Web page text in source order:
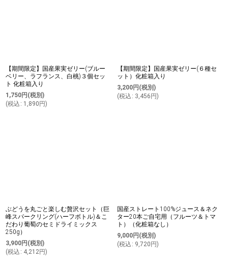
【期間限定】国産果実ゼリー(ブルー
ベリー、ラフランス、白桃)３個セッ
ト 化粧箱入り
1,750円 (税別)
(税込 : 1,890 円)
【期間限定】国産果実ゼリー(６種セ
ット）化粧箱入り
3,200円 (税別)
(税込 : 3,456 円)
ぶどうを丸ごと楽しむ贅沢セット（巨
峰スパークリング(ハーフボトル)＆こ
だわり葡萄のセミドライミックス
250g）
3,900円 (税別)
(税込 : 4,212円)
国産ストレート100%ジュース＆ネク
ター20本ご自宅用（フルーツ＆トマ
ト）（化粧箱なし）
9,000円 (税別)
(税込 : 9,720 円)